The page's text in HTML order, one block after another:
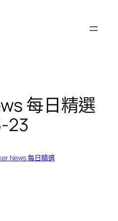
每日精選
23
News 每日精選